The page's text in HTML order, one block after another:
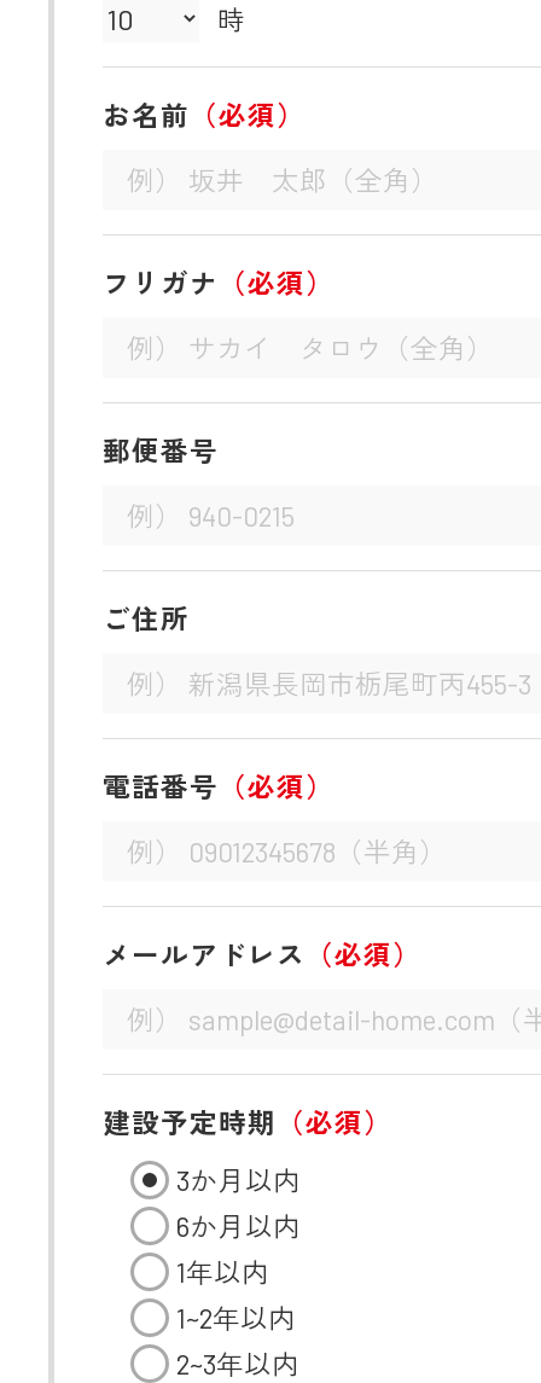
時
お名前 （必須）
フリガナ （必須）
郵便番号
ご住所
電話番号 （必須）
メールアドレス （必須）
建設予定時期
（必須）
3か月以内
6か月以内
1年以内
1~2年以内
2~3年以内